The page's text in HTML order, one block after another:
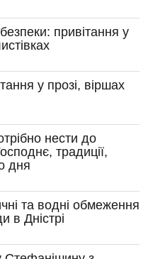
привітання у
у прозі, віршах
нести до
традиції,
дня
та водні обмеження
в Дністрі